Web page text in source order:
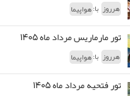
هرروز با:هواپیما
تور مارماریس مرداد ماه 1405
هرروز با:هواپیما
تور فتحیه مرداد ماه 1405